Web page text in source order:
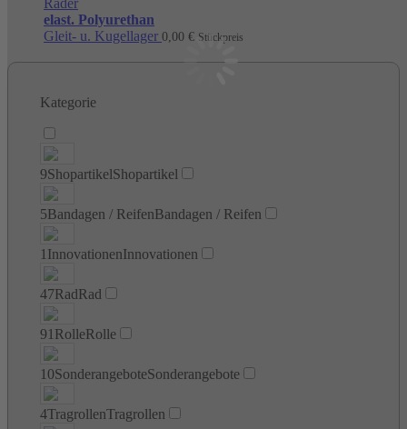
elast. Polyurethan
Gleit- u. Kugellager 0,00 € Stückpreis
Kategorie
9ShopartikelShopartikel
5Bandagen / ReifenBandagen / Reifen
1 InnovationenInnovationen
47RadRad
91 RolleRolle
10SonderangeboteSonderangebote
4TragrollenTragrollen